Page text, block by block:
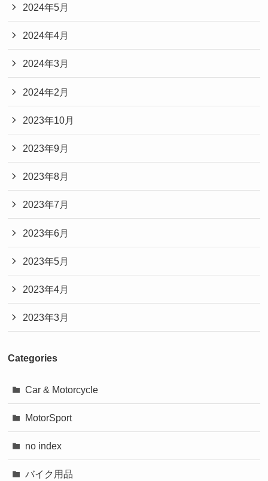
2024年5月
2024年4月
2024年3月
2024年2月
2023年10月
2023年9月
2023年8月
2023年7月
2023年6月
2023年5月
2023年4月
2023年3月
Categories
Car & Motorcycle
MotorSport
no index
バイク用品